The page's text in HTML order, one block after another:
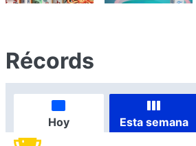
Récords
Hoy Esta semana